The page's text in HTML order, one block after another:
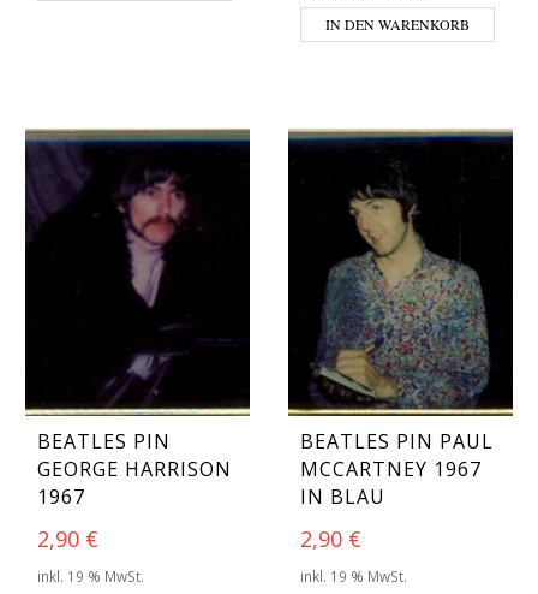
IN DEN WARENKORB
BEATLES PIN
GEORGE HARRISON
1967
2,90 €
inkl. 19 % MwSt.
BEATLES PIN PAUL
MCCARTNEY 1967
IN BLAU
2,90 €
inkl. 19 % MwSt.